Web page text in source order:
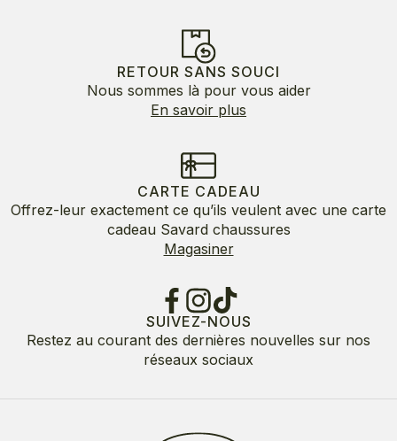
RETOUR SANS SOUCI
Nous sommes là pour vous aider
En savoir plus
CARTE CADEAU
Offrez-leur exactement ce qu’ils veulent avec une carte
cadeau Savard chaussures
Magasiner
SUIVEZ-NOUS
Restez au courant des dernières nouvelles sur nos
réseaux sociaux